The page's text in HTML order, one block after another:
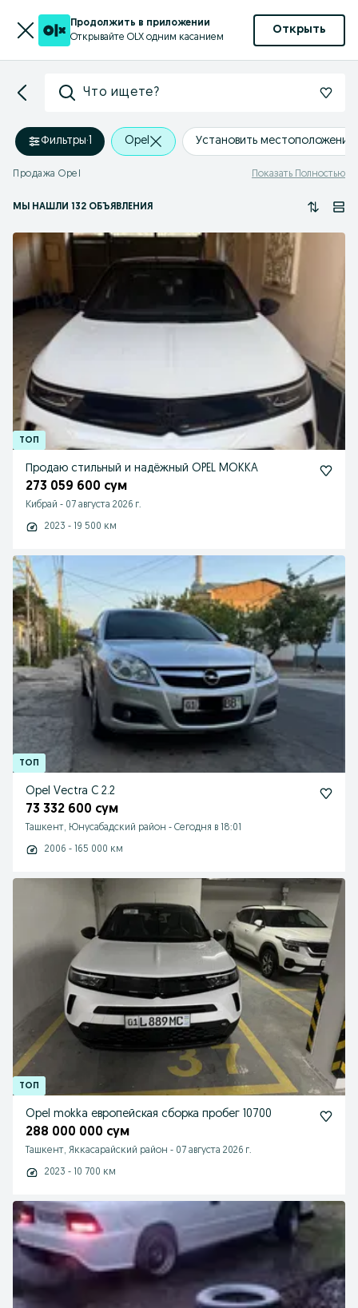
Продолжить в приложении
Открывайте OLX одним касанием
Открыть
Что ищете?
Фильтры·1 Opel Установить местоположение
Продажа Opel Показать Полностью
МЫ НАШЛИ 132 ОБЪЯВЛЕНИЯ
Продаю стильный и надёжный OPEL MOKKA
273 059 600 сум
Кибрай - 07 августа 2026 г.
2023 - 19 500 км
Opel Vectra C 2.2
73 332 600 сум
Ташкент, Юнусабадский район - Сегодня в 18:01
2006 - 165 000 км
Opel mokka европейская сборка пробег 10700
288 000 000 сум
Ташкент, Яккасарайский район - 07 августа 2026 г.
2023 - 10 700 км